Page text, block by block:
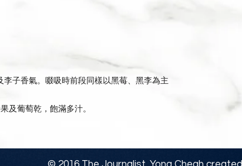
李子香氣。啜吸時前段同樣以黑莓、黑李為主
及葡萄乾，飽滿多汁。